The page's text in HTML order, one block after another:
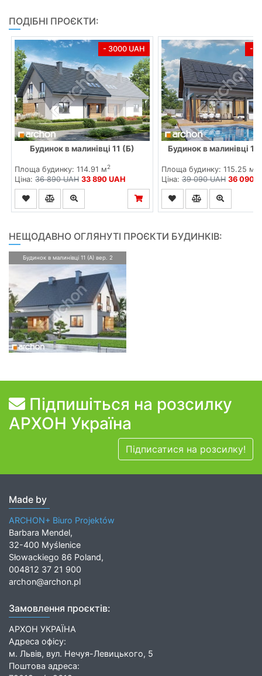
ПОДІБНІ ПРОЄКТИ:
- 3000 UAH
Будинок в малинівці 11 (Б)
Площа будинку: 114.91 м2
Ціна: 36 890 UAH 33 890 UAH
-
Будинок в малинівці
Площа будинку: 115.25 м
Ціна:39 090 UAH 36 090
НЕЩОДАВНО ОГЛЯНУТІ ПРОЄКТИ БУДИНКІВ:
Будинок в малинівці 11 (А) вер. 2
Підпишіться на розсилку
АРХОН Україна
Підписатися на розсилку!
Made by
ARCHON+ Biuro Projektów
Barbara Mendel,
32-400 Myślenice
Słowackiego 86 Poland,
004812 37 21 900
archon@archon.pl
Замовлення проєктів:
АРХОН УКРАЇНА
Адреса офісу:
м. Львів, вул. Нечуя-Левицького, 5
Поштова адреса: